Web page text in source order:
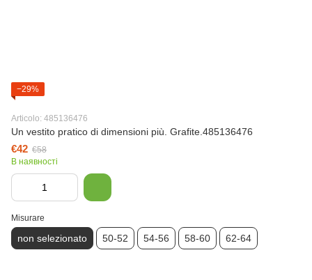
−29%
Articolo: 485136476
Un vestito pratico di dimensioni più. Grafite.485136476
€42 €58
В наявності
Misurare
non selezionato 50-52 54-56 58-60 62-64